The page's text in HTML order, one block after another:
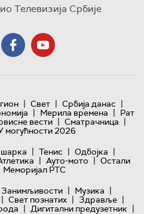
Телевизија Србије
| Свет | Србија данас |
| Мерила времена | Рат
вести | Сматрачница |
могућности 2026
| Тенис | Одбојка |
| Ауто-мото | Остали
Меморијал РТС
Занимљивости | Музика |
| Свет познатих | Здравље |
| Дигитални предузетник |